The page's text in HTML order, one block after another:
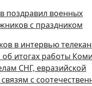
поздравил военных
с праздником
в интервью
об итогах работы
СНГ, евразийской
с